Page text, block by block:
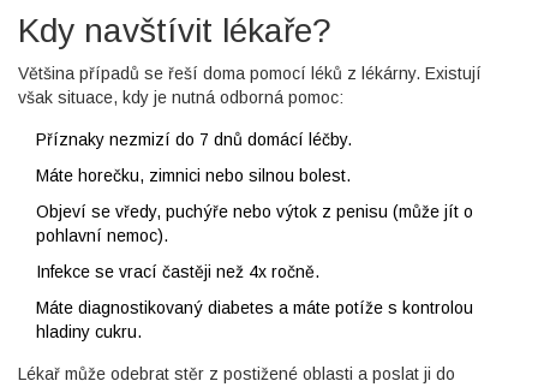
Kdy navštívit lékaře?
Většina případů se řeší doma pomocí léků z lékárny. Existují
však situace, kdy je nutná odborná pomoc:
Příznaky nezmizí do 7 dnů domácí léčby.
Máte horečku, zimnici nebo silnou bolest.
Objeví se vředy, puchýře nebo výtok z penisu (může jít o
pohlavní nemoc).
Infekce se vrací častěji než 4x ročně.
Máte diagnostikovaný diabetes a máte potíže s kontrolou
hladiny cukru.
Lékař může odebrat stěr z postižené oblasti a poslat ji do